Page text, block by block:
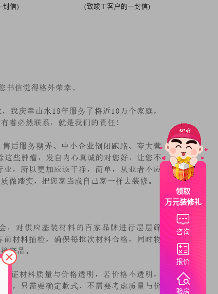
封信) (致竣工客户的一封信)
领取
万元装修礼
咨询
报价
验房